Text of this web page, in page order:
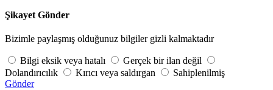
Şikayet Gönder
Bizimle paylaşmış olduğunuz bilgiler gizli kalmaktadır
Bilgi eksik veya hatalı
Gerçek bir ilan değil
Dolandırıcılık
Kırıcı veya saldırgan
Sahiplenilmiş
Gönder